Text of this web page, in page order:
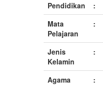
Pendidikan :
Mata
Pelajaran
:
Jenis
Kelamin
:
Agama :